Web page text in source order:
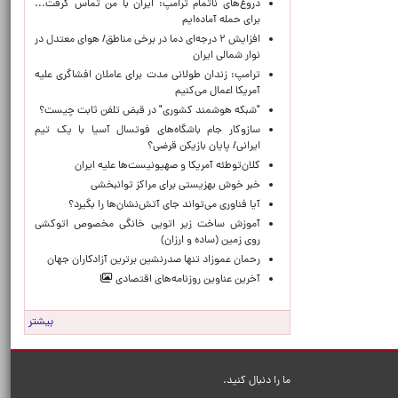
دروغ‌های ناتمام ترامپ: ایران با من تماس گرفت...
برای حمله آماده‌ایم
افزایش ۲ درجه‌ای دما در برخی مناطق/ هوای معتدل در
نوار شمالی ایران
ترامپ: زندان طولانی مدت برای عاملان افشاگری‌ علیه
آمریکا اعمال می‌کنیم
"شبکه هوشمند کشوری" در قبض تلفن ثابت چیست؟
سازوکار جام باشگاه‌های فوتسال آسیا با یک تیم
ایرانی/ پایان بازیکن قرضی؟
کلان‌توطئه آمریکا و صهیونیست‌ها علیه ایران
خبر خوش بهزیستی برای مراکز توانبخشی
آیا فناوری می‌تواند جای آتش‌نشان‌ها را بگیرد؟
آموزش ساخت زیر اتویی خانگی مخصوص اتوکشی
روی زمین (ساده و ارزان)
رحمان عموزاد تنها صدرنشین برترین آزادکاران جهان
آخرین عناوین روزنامه‌های اقتصادی
بیشتر
ما را دنبال کنید.